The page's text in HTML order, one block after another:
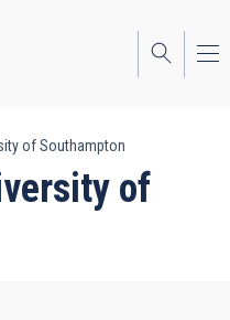
of Southampton
of